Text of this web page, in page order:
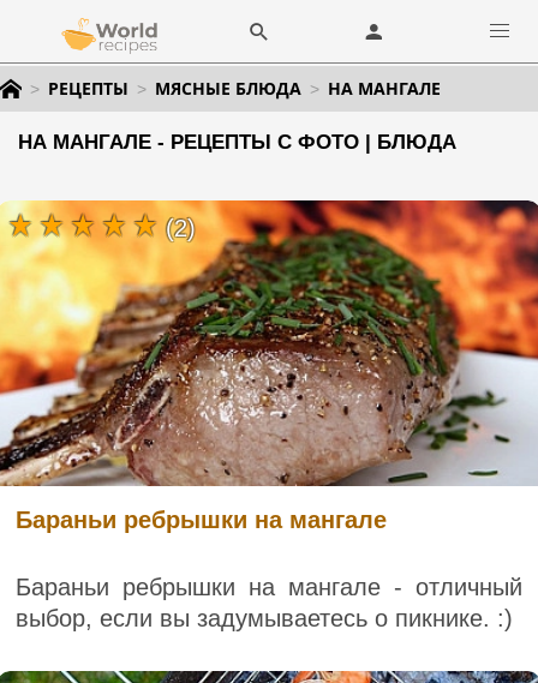
РЕЦЕПТЫ МЯСНЫЕ БЛЮДА НА МАНГАЛЕ
НА МАНГАЛЕ - РЕЦЕПТЫ С ФОТО | БЛЮДА
Бараньи ребрышки на мангале
Бараньи ребрышки на мангале - отличный
выбор, если вы задумываетесь о пикнике. :)
(2)